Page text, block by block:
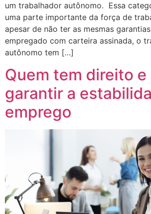
um trabalhador autônomo. Essa
uma parte importante da força de
apesar de não ter as mesmas
empregado com carteira assinada, o
autônomo tem […]
Quem tem direito e
garantir a
emprego